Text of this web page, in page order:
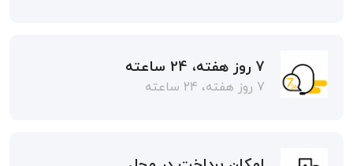
7 روز هفته، 24 ساعته
7 روز هفته، 24 ساعته